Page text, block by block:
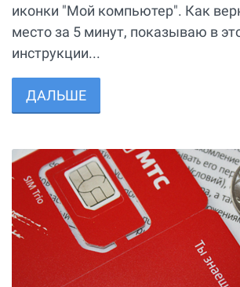
иконки "Мой компьютер". Как
место за 5 минут, показываю в
инструкции...
ДАЛЬШЕ